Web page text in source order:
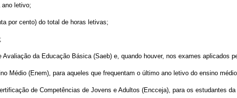
ano letivo;
por cento) do total de horas letivas;
da Educação Básica (Saeb) e, quando houver, nos exames
Médio (Enem), para aqueles que frequentam o último ano letivo do ensino
de Competências de Jovens e Adultos (Encceja), para os estudantes